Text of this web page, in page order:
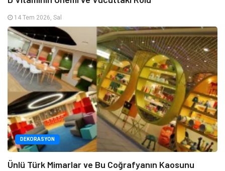
14 Tem 2026, Sal
DEKORASYON
Ünlü Türk Mimarlar ve Bu Coğrafyanın Kaosunu